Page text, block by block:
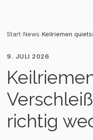
Start›News›Keilriemen
9. JULI 2026
richtig